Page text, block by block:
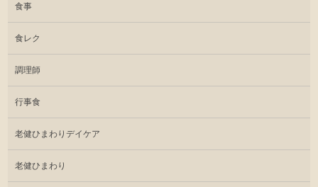
食事
食レク
調理師
行事食
老健ひまわりデイケア
老健ひまわり